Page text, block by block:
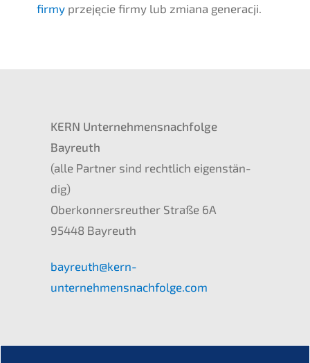
firmyprzejęcie firmy lub zmiana generacji.
KERN Unternehmens­nachfolge
Bayreuth
(alle Partner sind recht­lich eigen­stän­
dig)
Oberkon­ners­reu­ther Straße 6A
95448 Bayreuth
bayreuth@kern-
unternehmensnachfolge.com